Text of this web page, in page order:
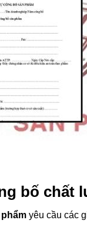
bố chất
yêu cầu các